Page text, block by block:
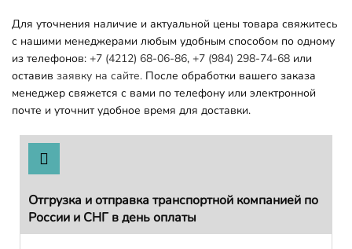
Для уточнения наличие и актуальной цены товара свяжитесь
с нашими менеджерами любым удобным способом по одному
из телефонов: +7 (4212) 68-06-86, +7 (984) 298-74-68 или
оставив заявку на сайте. После обработки вашего заказа
менеджер свяжется с вами по телефону или электронной
почте и уточнит удобное время для доставки.
Отгрузка и отправка транспортной компанией по
России и СНГ в день оплаты